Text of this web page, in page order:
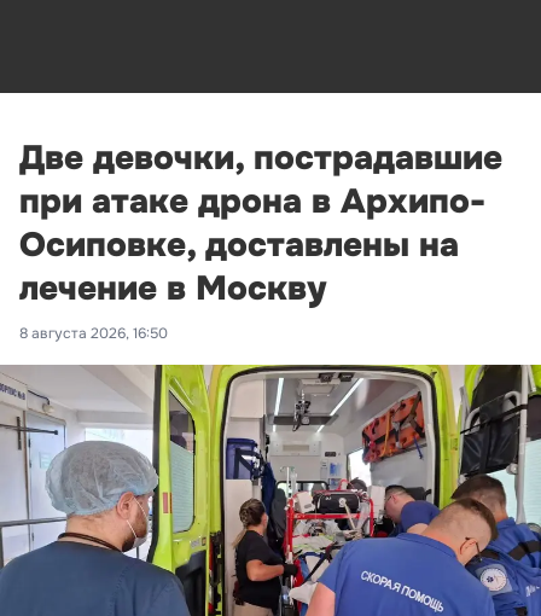
Две девочки, пострадавшие
при атаке дрона в Архипо-
Осиповке, доставлены на
лечение в Москву
8 августа 2026, 16:50